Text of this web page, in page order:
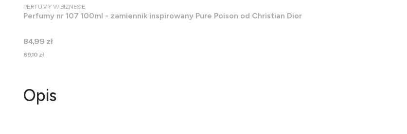
PRODUCENT
PERFUMY W BIZNESIE
Perfumy nr 107 100ml - zamiennik inspirowany Pure Poison od Christian Dior
Cena
84,99 zł
Cena
69,10 zł
Opis